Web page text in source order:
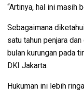
“Artinya, hal ini masih
Sebagaimana
satu tahun penjara
bulan kurungan pada
DKI Jakarta.
Hukuman ini lebih